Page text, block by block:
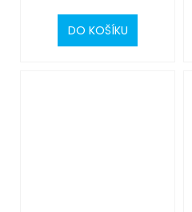
DO KOŠÍKU